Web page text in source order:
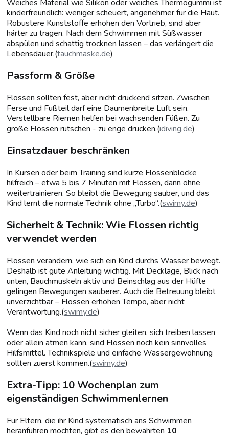
Weiches Material wie Silikon oder weiches Thermogummi ist
kinderfreundlich: weniger scheuert, angenehmer für die Haut.
Robustere Kunststoffe erhöhen den Vortrieb, sind aber
härter zu tragen. Nach dem Schwimmen mit Süßwasser
abspülen und schattig trocknen lassen – das verlängert die
Lebensdauer.(tauchmaske.de)
Passform & Größe
Flossen sollten fest, aber nicht drückend sitzen. Zwischen
Ferse und Fußteil darf eine Daumenbreite Luft sein.
Verstellbare Riemen helfen bei wachsenden Füßen. Zu
große Flossen rutschen - zu enge drücken.(idiving.de)
Einsatzdauer beschränken
In Kursen oder beim Training sind kurze Flossenblöcke
hilfreich – etwa 5 bis 7 Minuten mit Flossen, dann ohne
weitertrainieren. So bleibt die Bewegung sauber, und das
Kind lernt die normale Technik ohne „Turbo“.(swimy.de)
Sicherheit & Technik: Wie Flossen richtig
verwendet werden
Flossen verändern, wie sich ein Kind durchs Wasser bewegt.
Deshalb ist gute Anleitung wichtig. Mit Decklage, Blick nach
unten, Bauchmuskeln aktiv und Beinschlag aus der Hüfte
gelingen Bewegungen sauberer. Auch die Betreuung bleibt
unverzichtbar – Flossen erhöhen Tempo, aber nicht
Verantwortung.(swimy.de)
Wenn das Kind noch nicht sicher gleiten, sich treiben lassen
oder allein atmen kann, sind Flossen noch kein sinnvolles
Hilfsmittel. Technikspiele und einfache Wassergewöhnung
sollten zuerst kommen.(swimy.de)
Extra-Tipp: 10 Wochenplan zum
eigenständigen Schwimmenlernen
Für Eltern, die ihr Kind systematisch ans Schwimmen
heranführen möchten, gibt es den bewährten 10